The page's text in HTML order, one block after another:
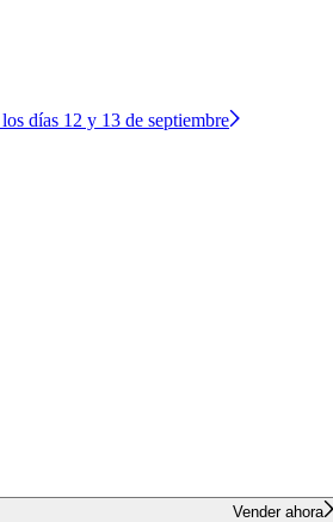
días 12 y 13 de septiembre
Vender ahora